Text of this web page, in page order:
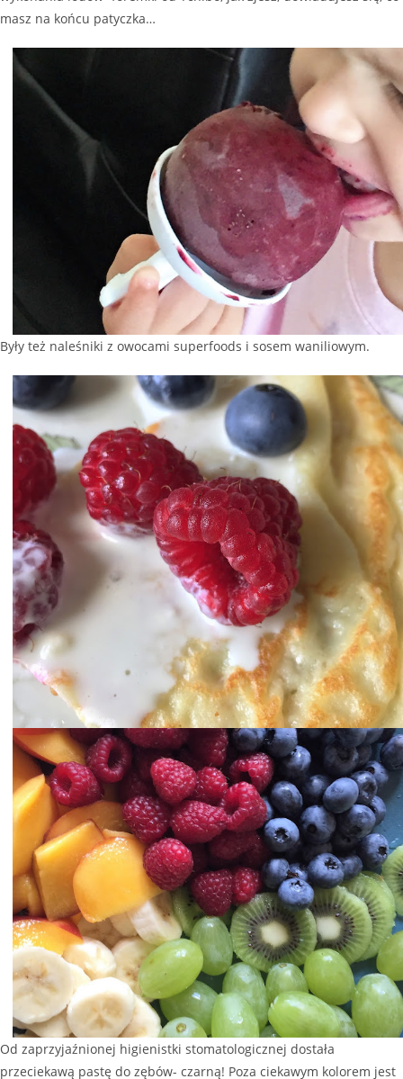
masz na końcu patyczka…
Były też naleśniki z owocami superfoods i sosem waniliowym.
Od zaprzyjaźnionej higienistki stomatologicznej dostała
przeciekawą pastę do zębów- czarną! Poza ciekawym kolorem jest